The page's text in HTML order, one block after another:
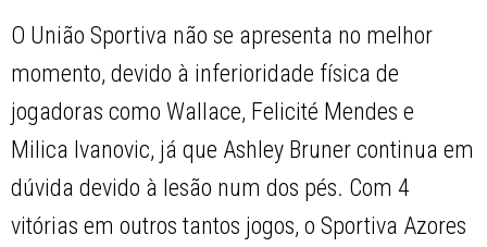
O União Sportiva não se apresenta no melhor
momento, devido à inferioridade física de
jogadoras como Wallace, Felicité Mendes e
Milica Ivanovic, já que Ashley Bruner continua em
dúvida devido à lesão num dos pés. Com 4
vitórias em outros tantos jogos, o Sportiva Azores